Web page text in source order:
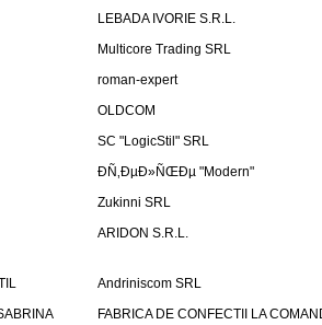
LEBADA IVORIE S.R.L.
Multicore Trading SRL
roman-expert
OLDCOM
SC "LogicStil" SRL
ÐÑ‚ÐµÐ»ÑŒÐµ "Modern"
Zukinni SRL
ARIDON S.R.L.
Andriniscom SRL
FABRICA DE CONFECTII LA